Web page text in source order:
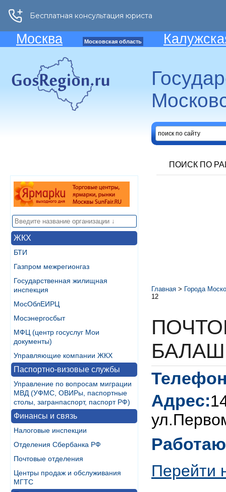
Москва Московская область
ПОИСК ПО
ЖКХ
БТИ
Газпром межрегионгаз
Государственная жилищная
инспекция
МосОблЕИРЦ
Мосэнергосбыт
МФЦ (центр госуслуг Мои
документы)
Управляющие компании ЖКХ
Паспортно-визовые службы
Управление по вопросам миграции
МВД (УФМС, ОВИРы, паспортные
столы, загранпаспорт, паспорт РФ)
Финансы и связь
Налоговые инспекции
Отделения Сбербанка РФ
Почтовые отделения
Центры продаж и обслуживания
МГТС
Главная > Города
12
Адрес:
Перейти